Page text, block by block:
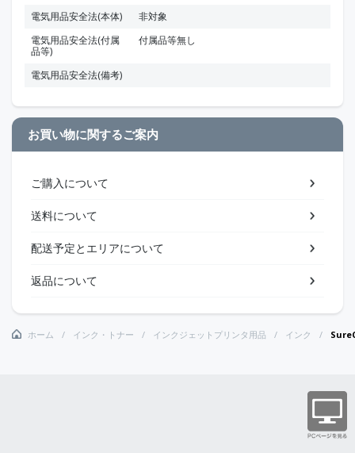
電気用品安全法(本体)
非対象
電気用品安全法(付属
品等)
付属品等無し
電気用品安全法(備考)
お買い物に関するご案内
ご購入について
送料について
配送予定とエリアについて
返品について
ホーム インク・トナー インクジェットプリンタ用品 インク